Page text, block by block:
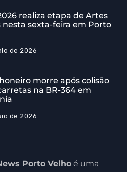
realiza etapa de Artes
nesta sexta-feira em Porto
de 2026
morre após colisão
na BR-364 em
de 2026
Porto Velho é uma